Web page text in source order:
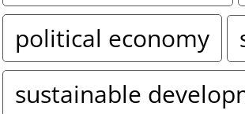
political economy
sustainable